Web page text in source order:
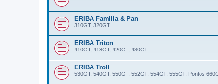
ERIBA Familia & Pan
310GT, 320GT
ERIBA Triton
410GT, 418GT, 420GT, 430GT
ERIBA Troll
530GT, 540GT, 550GT, 552GT, 554GT, 555GT, Pontos